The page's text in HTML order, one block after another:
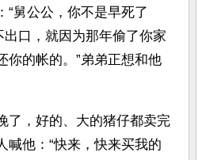
“舅公公，你不是早死了
口，就因为那年偷了你家
你的帐的。”弟弟正想和他
了，好的、大的猪仔都卖完
喊他：“快来，快来买我的